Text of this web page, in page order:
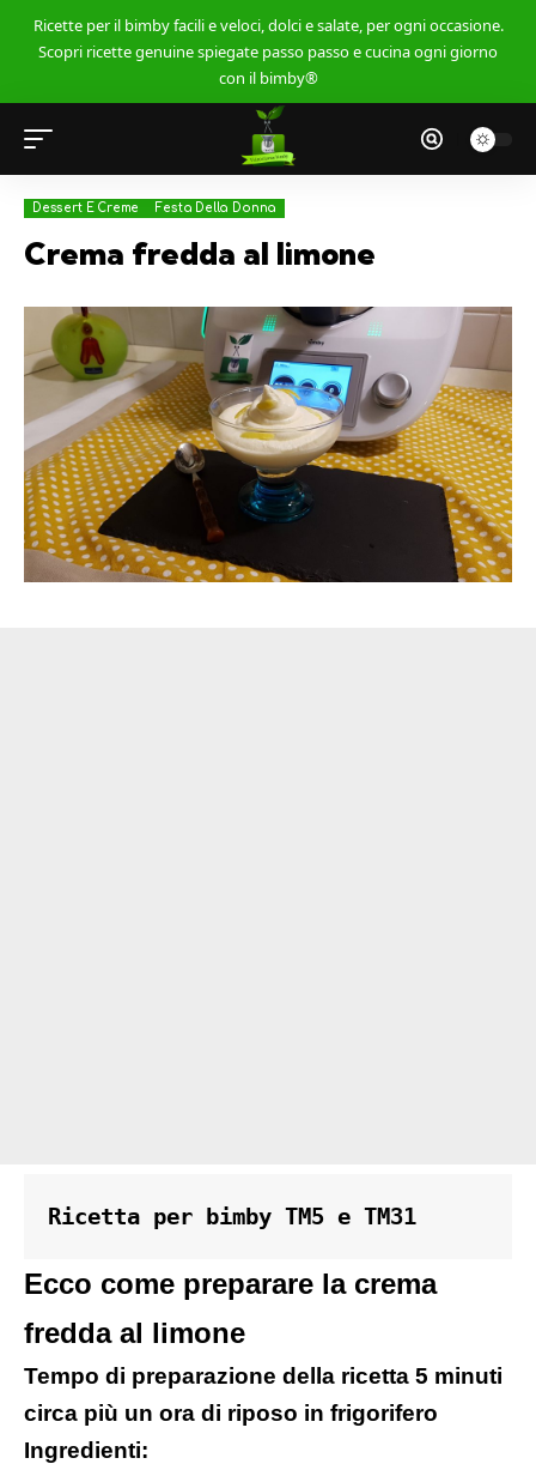
Ricette per il bimby facili e veloci, dolci e salate, per ogni occasione.
Scopri ricette genuine spiegate passo passo e cucina ogni giorno
con il bimby®
Dessert E Creme Festa Della Donna
Crema fredda al limone
Ricetta per bimby TM5 e TM31
Ecco come preparare la crema
fredda al limone
Tempo di preparazione della ricetta 5 minuti
circa più un ora di riposo in frigorifero
Ingredienti: